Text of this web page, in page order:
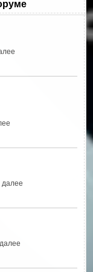
далее